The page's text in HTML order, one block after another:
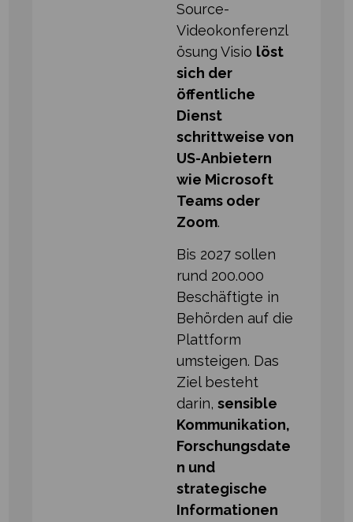
Source-
Videokonferenzl
ösung Visio löst
sich der
öffentliche
Dienst
schrittweise von
US-Anbietern
wie Microsoft
Teams oder
Zoom.
Bis 2027 sollen
rund 200.000
Beschäftigte in
Behörden auf die
Plattform
umsteigen. Das
Ziel besteht
darin, sensible
Kommunikation,
Forschungsdate
n und
strategische
Informationen